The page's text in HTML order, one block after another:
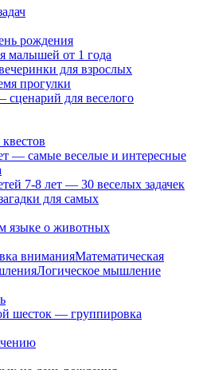
рождения
малышей от 1 года
для взрослых
прогулки
для веселого
— самые веселые и интересные
7-8 лет — 30 веселых задачек
для самых
языке о животных
вниманияМатематическая
Логическое мышление
шесток — группировка